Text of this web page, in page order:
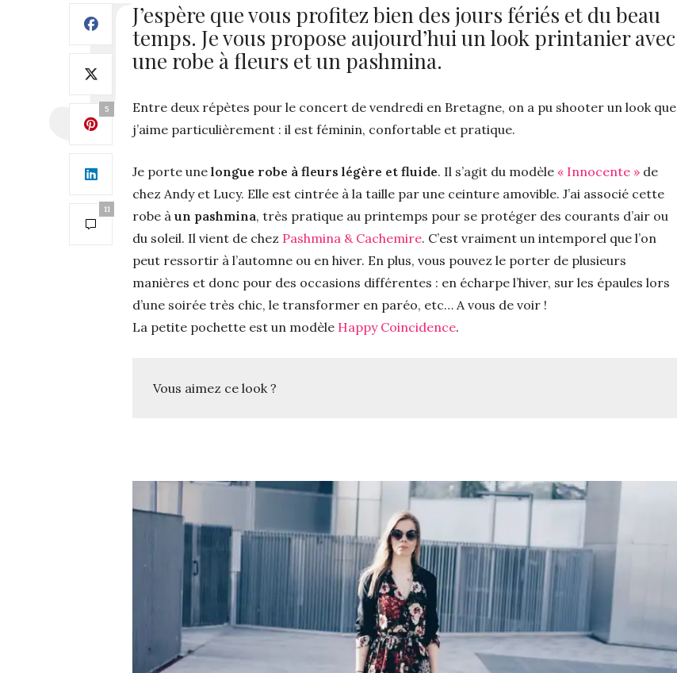
5
11
J’espère que vous profitez bien des jours fériés et du beau
temps. Je vous propose aujourd’hui un look printanier avec
une robe à fleurs et un pashmina.
Entre deux répètes pour le concert de vendredi en Bretagne, on a pu shooter un look que
j’aime particulièrement : il est féminin, confortable et pratique.
Je porte une longue robe à fleurs légère et fluide. Il s’agit du modèle « Innocente » de
chez Andy et Lucy. Elle est cintrée à la taille par une ceinture amovible. J’ai associé cette
robe à un pashmina, très pratique au printemps pour se protéger des courants d’air ou
du soleil. Il vient de chez Pashmina & Cachemire. C’est vraiment un intemporel que l’on
peut ressortir à l’automne ou en hiver. En plus, vous pouvez le porter de plusieurs
manières et donc pour des occasions différentes : en écharpe l’hiver, sur les épaules lors
d’une soirée très chic, le transformer en paréo, etc… A vous de voir !
La petite pochette est un modèle Happy Coincidence.
Vous aimez ce look ?